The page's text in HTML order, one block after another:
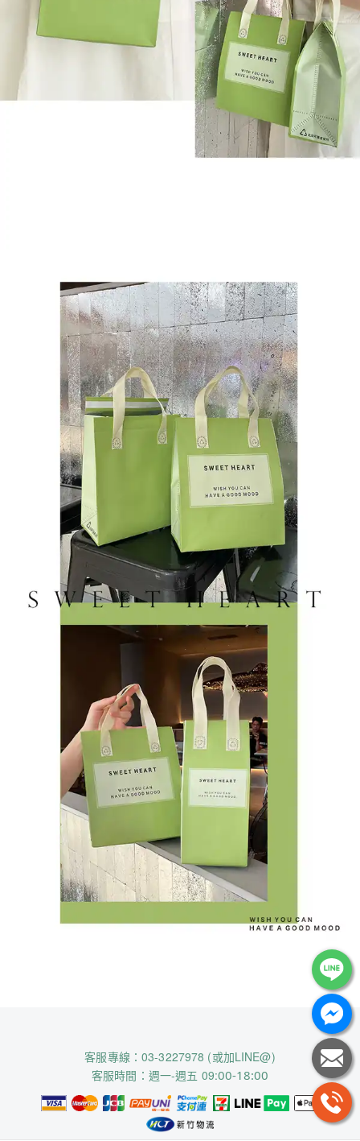
客服專線：03-3227978 (或加LINE@)
客服時間：週一-週五 09:00-18:00